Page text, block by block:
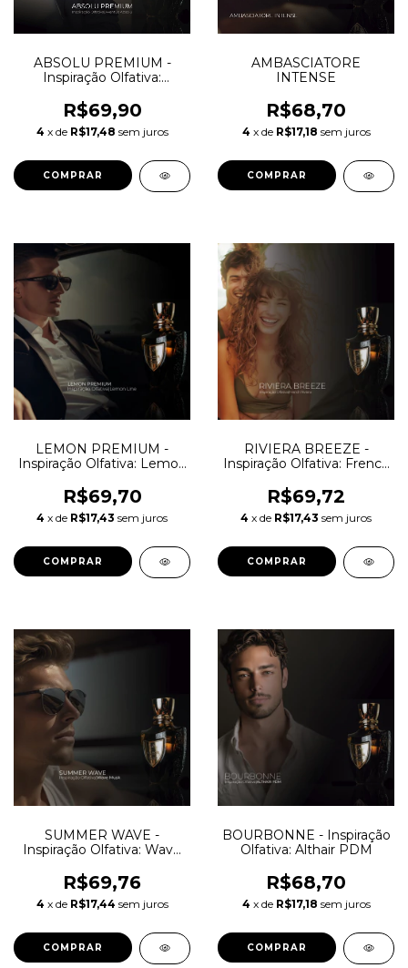
ABSOLU PREMIUM -
Inspiração Olfativa:
R$69,90
4 x de R$17,48 sem juros
COMPRAR
AMBASCIATORE
INTENSE
R$68,70
4 x de R$17,18 sem juros
COMPRAR
LEMON PREMIUM -
Inspiração Olfativa: Lemon
R$69,70
4 x de R$17,43 sem juros
COMPRAR
RIVIERA BREEZE -
Inspiração Olfativa: French
R$69,72
4 x de R$17,43 sem juros
COMPRAR
SUMMER WAVE -
Inspiração Olfativa: Wave
R$69,76
4 x de R$17,44 sem juros
COMPRAR
BOURBONNE - Inspiração
Olfativa: Althair PDM
R$68,70
4 x de R$17,18 sem juros
COMPRAR